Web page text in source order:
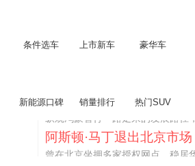
条件选车 上市新车 豪华车
新能源口碑 销量排行 热门SUV